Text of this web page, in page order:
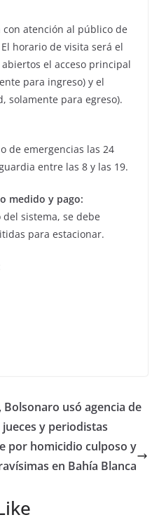
atención al público de
horario de visita será el
el acceso principal
para ingreso) y el
solamente para egreso).
de emergencias las 24
entre las 8 y las 19.
medido y pago:
sistema, se debe
para estacionar.
Bolsonaro usó agencia de
y periodistas
por homicidio culposo y
en Bahía Blanca